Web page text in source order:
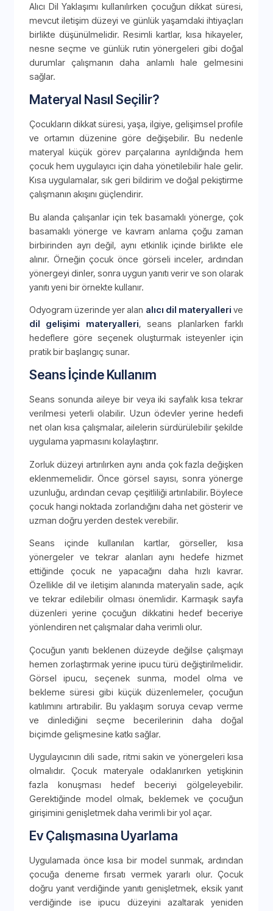
Alıcı Dil Yaklaşımı kullanılırken çocuğun dikkat süresi,
mevcut iletişim düzeyi ve günlük yaşamdaki ihtiyaçları
birlikte düşünülmelidir. Resimli kartlar, kısa hikayeler,
nesne seçme ve günlük rutin yönergeleri gibi doğal
durumlar çalışmanın daha anlamlı hale gelmesini
sağlar.
Materyal Nasıl Seçilir?
Çocukların dikkat süresi, yaşa, ilgiye, gelişimsel profile
ve ortamın düzenine göre değişebilir. Bu nedenle
materyal küçük görev parçalarına ayrıldığında hem
çocuk hem uygulayıcı için daha yönetilebilir hale gelir.
Kısa uygulamalar, sık geri bildirim ve doğal pekiştirme
çalışmanın akışını güçlendirir.
Bu alanda çalışanlar için tek basamaklı yönerge, çok
basamaklı yönerge ve kavram anlama çoğu zaman
birbirinden ayrı değil, aynı etkinlik içinde birlikte ele
alınır. Örneğin çocuk önce görseli inceler, ardından
yönergeyi dinler, sonra uygun yanıtı verir ve son olarak
yanıtı yeni bir örnekte kullanır.
Odyogram üzerinde yer alan alıcı dil materyalleri ve
dil gelişimi materyalleri, seans planlarken farklı
hedeflere göre seçenek oluşturmak isteyenler için
pratik bir başlangıç sunar.
Seans İçinde Kullanım
Seans sonunda aileye bir veya iki sayfalık kısa tekrar
verilmesi yeterli olabilir. Uzun ödevler yerine hedefi
net olan kısa çalışmalar, ailelerin sürdürülebilir şekilde
uygulama yapmasını kolaylaştırır.
Zorluk düzeyi artırılırken aynı anda çok fazla değişken
eklenmemelidir. Önce görsel sayısı, sonra yönerge
uzunluğu, ardından cevap çeşitliliği artırılabilir. Böylece
çocuk hangi noktada zorlandığını daha net gösterir ve
uzman doğru yerden destek verebilir.
Seans içinde kullanılan kartlar, görseller, kısa
yönergeler ve tekrar alanları aynı hedefe hizmet
ettiğinde çocuk ne yapacağını daha hızlı kavrar.
Özellikle dil ve iletişim alanında materyalin sade, açık
ve tekrar edilebilir olması önemlidir. Karmaşık sayfa
düzenleri yerine çocuğun dikkatini hedef beceriye
yönlendiren net çalışmalar daha verimli olur.
Çocuğun yanıtı beklenen düzeyde değilse çalışmayı
hemen zorlaştırmak yerine ipucu türü değiştirilmelidir.
Görsel ipucu, seçenek sunma, model olma ve
bekleme süresi gibi küçük düzenlemeler, çocuğun
katılımını artırabilir. Bu yaklaşım soruya cevap verme
ve dinlediğini seçme becerilerinin daha doğal
biçimde gelişmesine katkı sağlar.
Uygulayıcının dili sade, ritmi sakin ve yönergeleri kısa
olmalıdır. Çocuk materyale odaklanırken yetişkinin
fazla konuşması hedef beceriyi gölgeleyebilir.
Gerektiğinde model olmak, beklemek ve çocuğun
girişimini genişletmek daha verimli bir yol açar.
Ev Çalışmasına Uyarlama
Uygulamada önce kısa bir model sunmak, ardından
çocuğa deneme fırsatı vermek yararlı olur. Çocuk
doğru yanıt verdiğinde yanıtı genişletmek, eksik yanıt
verdiğinde ise ipucu düzeyini azaltarak yeniden